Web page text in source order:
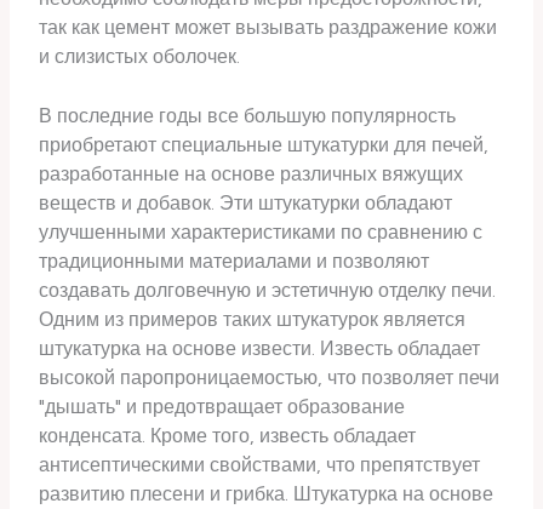
так как цемент может вызывать раздражение кожи
и слизистых оболочек.
В последние годы все большую популярность
приобретают специальные штукатурки для печей,
разработанные на основе различных вяжущих
веществ и добавок. Эти штукатурки обладают
улучшенными характеристиками по сравнению с
традиционными материалами и позволяют
создавать долговечную и эстетичную отделку печи.
Одним из примеров таких штукатурок является
штукатурка на основе извести. Известь обладает
высокой паропроницаемостью, что позволяет печи
"дышать" и предотвращает образование
конденсата. Кроме того, известь обладает
антисептическими свойствами, что препятствует
развитию плесени и грибка. Штукатурка на основе